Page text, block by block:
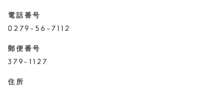
電話番号
0279-56-7112
郵便番号
379-1127
住所